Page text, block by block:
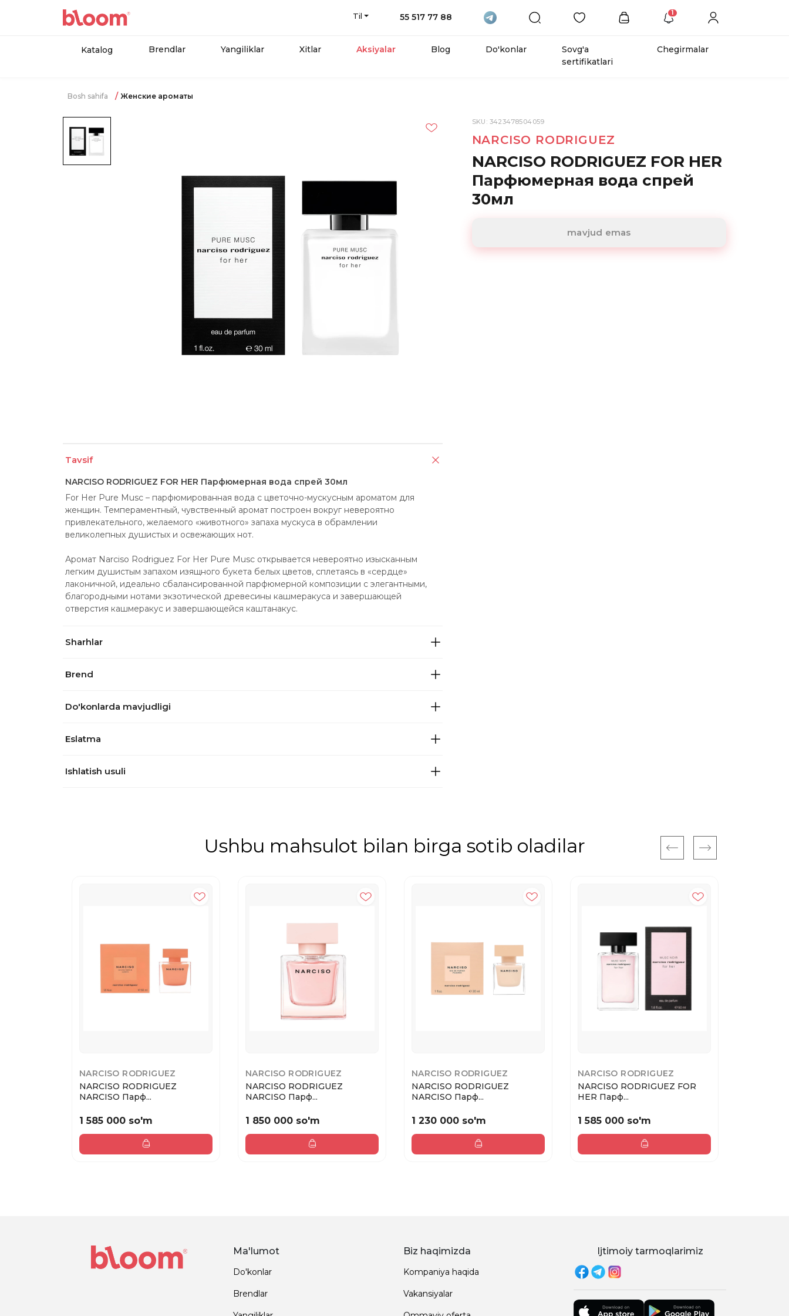
Til 55 517 77 88 1
Katalog Brendlar Yangiliklar Xitlar Aksiyalar Blog Do'konlar
Sovg'a
sertifikatlari
Chegirmalar
Bosh sahifa Женские ароматы
Tavsif
NARCISO RODRIGUEZ FOR HER Парфюмерная вода спрей 30мл
For Her Pure Musc – парфюмированная вода с цветочно-мускусным ароматом для
женщин. Темпераментный, чувственный аромат построен вокруг невероятно
привлекательного, желаемого «животного» запаха мускуса в обрамлении
великолепных душистых и освежающих нот.
Аромат Narciso Rodriguez For Her Pure Musc открывается невероятно изысканным
легким душистым запахом изящного букета белых цветов, сплетаясь в «сердце»
лаконичной, идеально сбалансированной парфюмерной композиции с элегантными,
благородными нотами экзотической древесины кашмеракуса и завершающей
отверстия кашмеракус и завершающейся каштанакус.
Sharhlar
Brend
Do'konlarda mavjudligi
Eslatma
Ishlatish usuli
SKU: 3423478504059
NARCISO RODRIGUEZ
NARCISO RODRIGUEZ FOR HER
Парфюмерная вода спрей
30мл
mavjud emas
Ushbu mahsulot bilan birga sotib oladilar
NARCISO RODRIGUEZ
NARCISO RODRIGUEZ
NARCISO Парф...
1 585 000 so'm
NARCISO RODRIGUEZ
NARCISO RODRIGUEZ
NARCISO Парф...
1 850 000 so'm
NARCISO RODRIGUEZ
NARCISO RODRIGUEZ
NARCISO Парф...
1 230 000 so'm
NARCISO RODRIGUEZ
NARCISO RODRIGUEZ FOR
HER Парф...
1 585 000 so'm
Ma'lumot
Do'konlar
Brendlar
Biz haqimizda
Kompaniya haqida
Vakansiyalar
Ijtimoiy tarmoqlarimiz